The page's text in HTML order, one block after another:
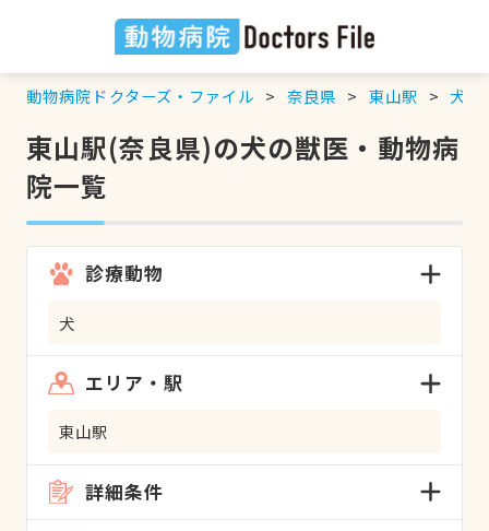
動物病院ドクターズ・ファイル 奈良県 東山駅 犬
東山駅(奈良県)の犬の獣医・動物病
院一覧
診療動物
犬
エリア・駅
東山駅
詳細条件